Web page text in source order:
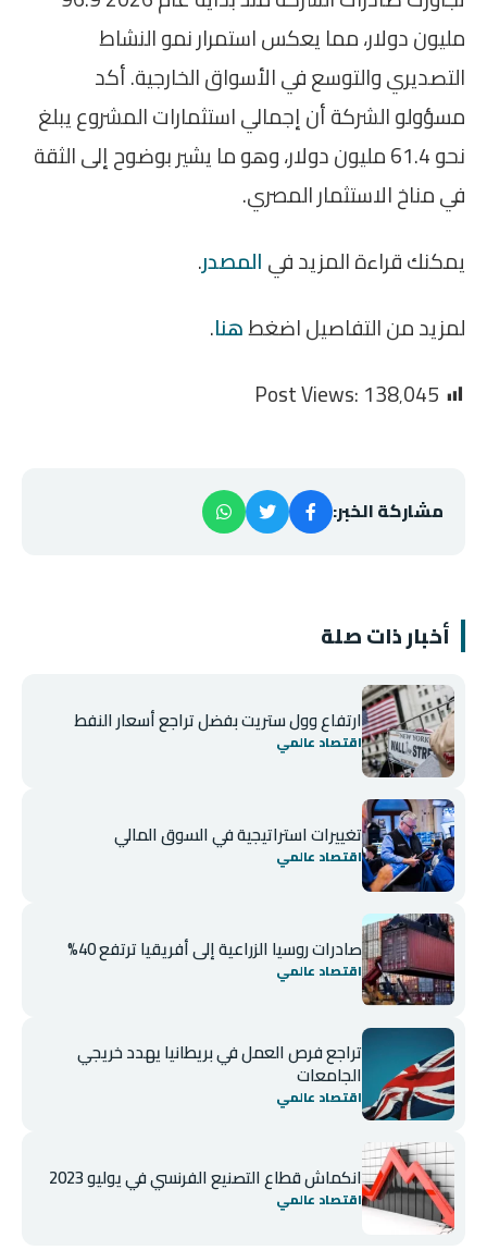
مليون دولار، مما يعكس استمرار نمو النشاط
التصديري والتوسع في الأسواق الخارجية. أكد
مسؤولو الشركة أن إجمالي استثمارات المشروع يبلغ
نحو 61.4 مليون دولار، وهو ما يشير بوضوح إلى الثقة
في مناخ الاستثمار المصري.
يمكنك قراءة المزيد فيالمصدر.
لمزيد من التفاصيل اضغطهنا.
Post Views:138٬045
مشاركة الخبر:
أخبار ذات صلة
ارتفاع وول ستريت بفضل تراجع أسعار النفط
اقتصاد عالمي
تغييرات استراتيجية في السوق المالي
اقتصاد عالمي
صادرات روسيا الزراعية إلى أفريقيا ترتفع 40%
اقتصاد عالمي
تراجع فرص العمل في بريطانيا يهدد خريجي
الجامعات
اقتصاد عالمي
انكماش قطاع التصنيع الفرنسي في يوليو 2023
اقتصاد عالمي